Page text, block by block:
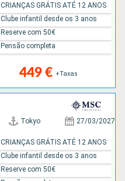
449 € +Taxas
CRIANÇAS GRÁTIS ATÉ 12 ANOS
Clube infantil desde os 3 anos
Reserve com 50€
Pensão completa
Tokyo 27/03/2027
CRIANÇAS GRÁTIS ATÉ 12 ANOS
Clube infantil desde os 3 anos
Reserve com 50€